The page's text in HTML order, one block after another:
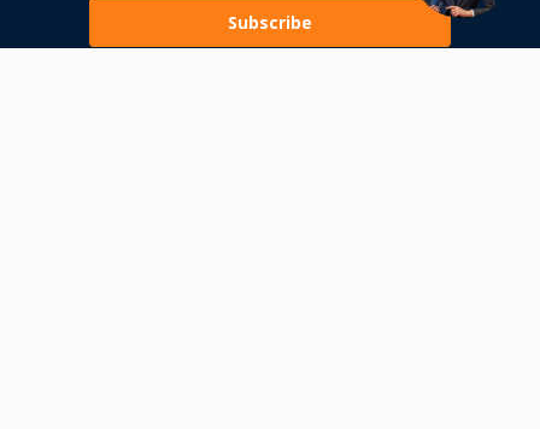
Subscribe